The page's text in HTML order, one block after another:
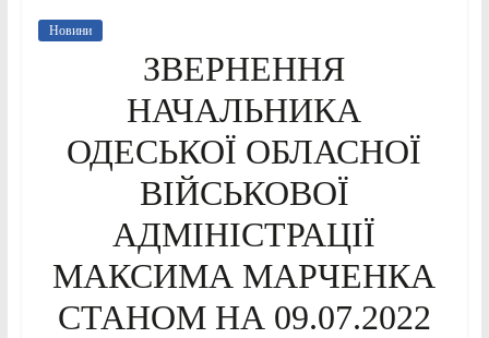
Новини
ЗВЕРНЕННЯ
НАЧАЛЬНИКА
ОДЕСЬКОЇ ОБЛАСНОЇ
ВІЙСЬКОВОЇ
АДМІНІСТРАЦІЇ
МАКСИМА МАРЧЕНКА
СТАНОМ НА 09.07.2022